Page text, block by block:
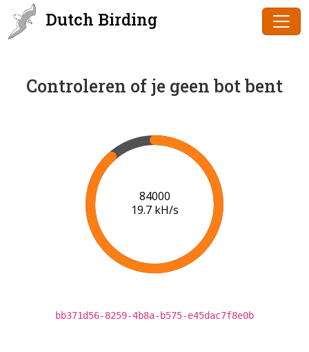
Dutch Birding
Controleren of je geen bot bent
86000
19.8 kH/s
bb371d56-8259-4b8a-b575-e45dac7f8e0b